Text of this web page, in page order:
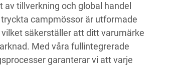
tillverkning och global handel
campmössor är utformade
säkerställer att ditt varumärke
Med våra fullintegrerade
garanterar vi att varje